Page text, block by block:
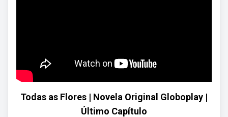
Todas as Flores | Novela Original Globoplay |
Último Capítulo